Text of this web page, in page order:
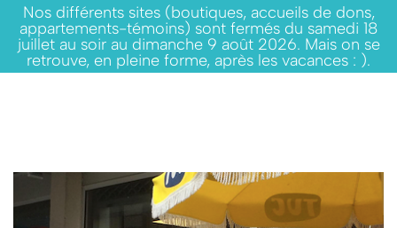
Nos différents sites (boutiques, accueils de dons,
appartements-témoins) sont fermés du samedi 18
juillet au soir au dimanche 9 août 2026. Mais on se
retrouve, en pleine forme, après les vacances : ).